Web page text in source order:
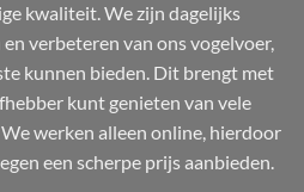
kwaliteit. We zijn dagelijks
verbeteren van ons vogelvoer,
kunnen bieden. Dit brengt met
kunt genieten van vele
werken alleen online, hierdoor
een scherpe prijs aanbieden.